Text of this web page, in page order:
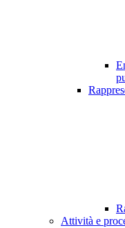
Attività e